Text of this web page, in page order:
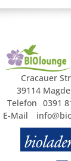
Cracauer
39114
Telefon 0391
E-Mail